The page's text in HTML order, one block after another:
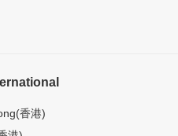
香港)